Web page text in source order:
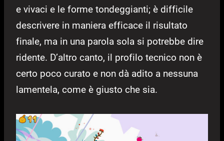
e vivaci e le forme tondeggianti; è difficile
descrivere in maniera efficace il risultato
finale, ma in una parola sola si potrebbe dire
ridente. D’altro canto, il profilo tecnico non è
certo poco curato e non dà adito a nessuna
lamentela, come è giusto che sia.